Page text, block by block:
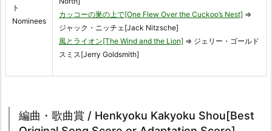
ト
Nominees
カッコーの巣の上で[One Flew Over the Cuckoo’s Nest] ⇒
ジャック・ニッチェ[Jack Nitzsche]
風とライオン[The Wind and the Lion] ⇒ ジェリー・ゴールド
スミス[Jerry Goldsmith]
編曲・歌曲賞 / Henkyoku Kakyoku Shou[Best